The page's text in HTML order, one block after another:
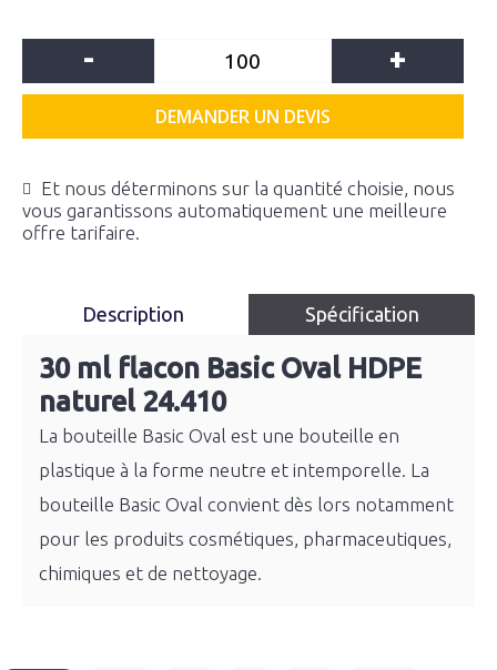
- +
DEMANDER UN DEVIS
Et nous déterminons sur la quantité choisie, nous
vous garantissons automatiquement une meilleure
offre tarifaire.
Description Spécification
30 ml flacon Basic Oval HDPE
naturel 24.410
La bouteille Basic Oval est une bouteille en
plastique à la forme neutre et intemporelle. La
bouteille Basic Oval convient dès lors notamment
pour les produits cosmétiques, pharmaceutiques,
chimiques et de nettoyage.